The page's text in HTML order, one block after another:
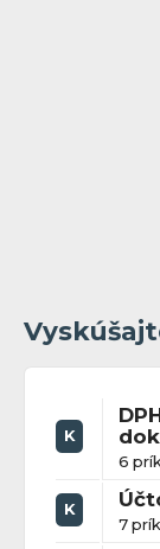
K
6
K
7